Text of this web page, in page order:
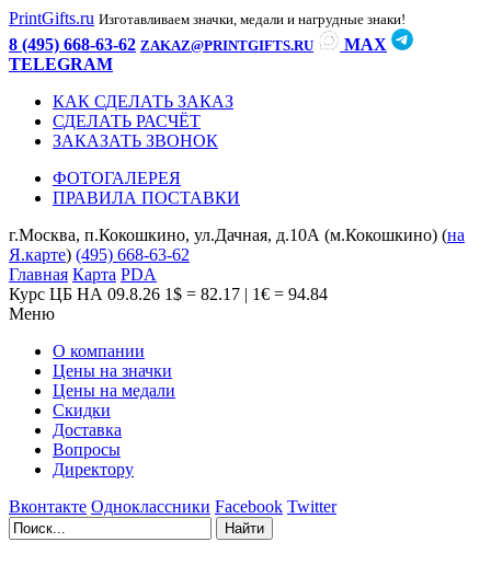
PrintGifts.ru Изготавливаем значки, медали и нагрудные знаки!
8 (495) 668-63-62 ZAKAZ@PRINTGIFTS.RU
MAX
TELEGRAM
КАК СДЕЛАТЬ ЗАКАЗ
СДЕЛАТЬ РАСЧЁТ
ЗАКАЗАТЬ ЗВОНОК
ФОТОГАЛЕРЕЯ
ПРАВИЛА ПОСТАВКИ
г.Москва, п.Кокошкино, ул.Дачная, д.10А (м.Кокошкино) (на
Я.карте) (495) 668-63-62
Главная Карта PDA
Курс ЦБ НА 09.8.26 1$ = 82.17 | 1€ = 94.84
Меню
О компании
Цены на значки
Цены на медали
Скидки
Доставка
Вопросы
Директору
Вконтакте Одноклассники Facebook Twitter